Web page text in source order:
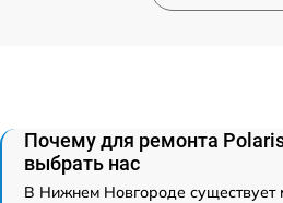
Почему для ремонта
выбрать нас
В Нижнем Новгороде существует